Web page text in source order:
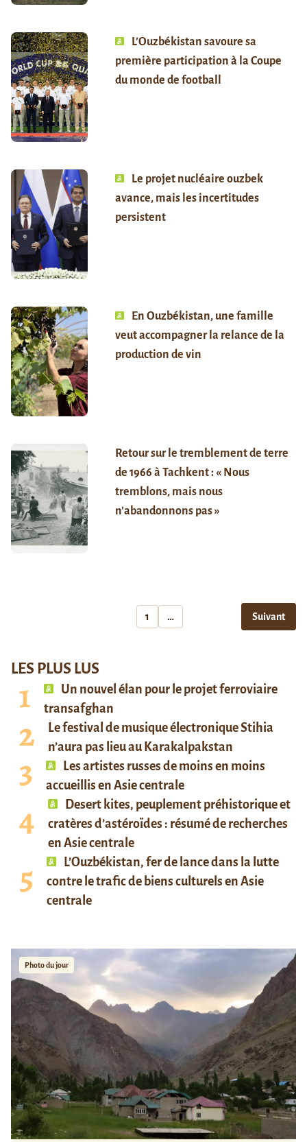
L’Ouzbékistan savoure sa
première participation à la Coupe
du monde de football
Le projet nucléaire ouzbek
avance, mais les incertitudes
persistent
En Ouzbékistan, une famille
veut accompagner la relance de la
production de vin
Retour sur le tremblement de terre
de 1966 à Tachkent : « Nous
tremblons, mais nous
n’abandonnons pas »
1 … Suivant
LES PLUS LUS
Un nouvel élan pour le projet ferroviaire
transafghan
Le festival de musique électronique Stihia
n’aura pas lieu au Karakalpakstan
Les artistes russes de moins en moins
accueillis en Asie centrale
Desert kites, peuplement préhistorique et
cratères d’astéroïdes : résumé de recherches
en Asie centrale
L’Ouzbékistan, fer de lance dans la lutte
contre le trafic de biens culturels en Asie
centrale
Photo du jour